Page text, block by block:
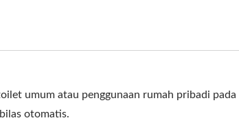
umum atau penggunaan rumah pribadi pada
otomatis.